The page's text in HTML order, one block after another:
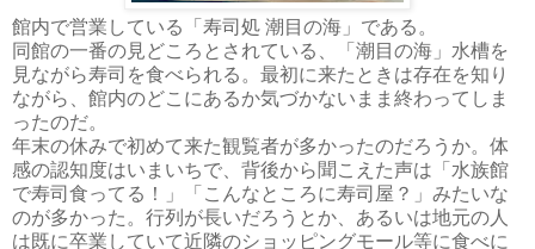
館内で営業している「寿司処 潮目の海」である。
同館の一番の見どころとされている、「潮目の海」水槽を
見ながら寿司を食べられる。最初に来たときは存在を知り
ながら、館内のどこにあるか気づかないまま終わってしま
ったのだ。
年末の休みで初めて来た観覧者が多かったのだろうか。体
感の認知度はいまいちで、背後から聞こえた声は「水族館
で寿司食ってる！」「こんなところに寿司屋？」みたいな
のが多かった。行列が長いだろうとか、あるいは地元の人
は既に卒業していて近隣のショッピングモール等に食べに